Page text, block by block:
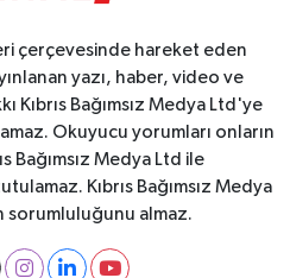
çerçevesinde hareket eden
yazı, haber, video ve
Kıbrıs Bağımsız Medya Ltd'ye
Okuyucu yorumları onların
Bağımsız Medya Ltd ile
Kıbrıs Bağımsız Medya
sorumluluğunu almaz.